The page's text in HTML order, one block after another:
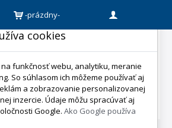
-prázdny-
cookies
funkčnosť webu, analytiku, meranie
So súhlasom ich môžeme používať aj
a zobrazovanie personalizovanej
inzercie. Údaje môžu spracúvať aj
Google. Ako Google používa